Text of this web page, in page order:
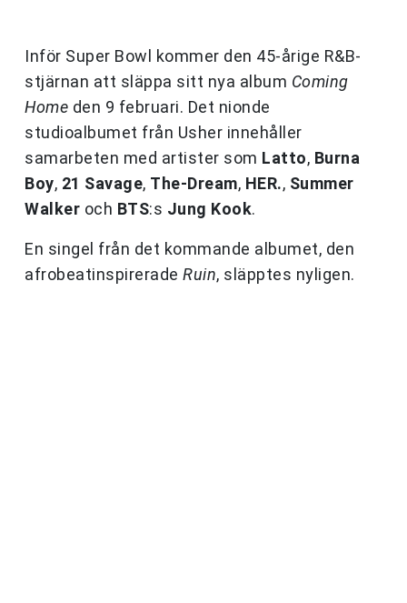
Inför Super Bowl kommer den 45-årige R&B-
stjärnan att släppa sitt nya album Coming
Home den 9 februari. Det nionde
studioalbumet från Usher innehåller
samarbeten med artister som Latto, Burna
Boy, 21 Savage, The-Dream, HER., Summer
Walker och BTS:s Jung Kook.
En singel från det kommande albumet, den
afrobeatinspirerade Ruin, släpptes nyligen.